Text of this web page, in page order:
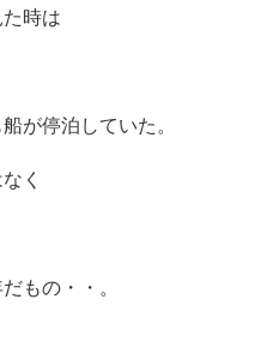
時は
が停泊していた。
く
もの・・。